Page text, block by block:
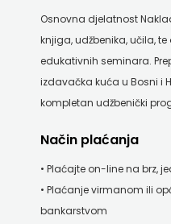
Osnovna djelatnost
knjiga, udžbenika, učila,
edukativnih seminara.
izdavačka kuća u Bosni i
kompletan udžbenički
Način plaćanja
• Plaćajte on-line na brz,
• Plaćanje virmanom ili
bankarstvom